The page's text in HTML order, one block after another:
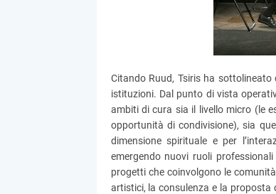
Citando Ruud, Tsiris ha
istituzioni. Dal punto di vista
ambiti di cura sia il livello micro (le
opportunità di condivisione), sia
dimensione spirituale e per
emergendo nuovi ruoli
progetti che coinvolgono le
artistici, la consulenza e la